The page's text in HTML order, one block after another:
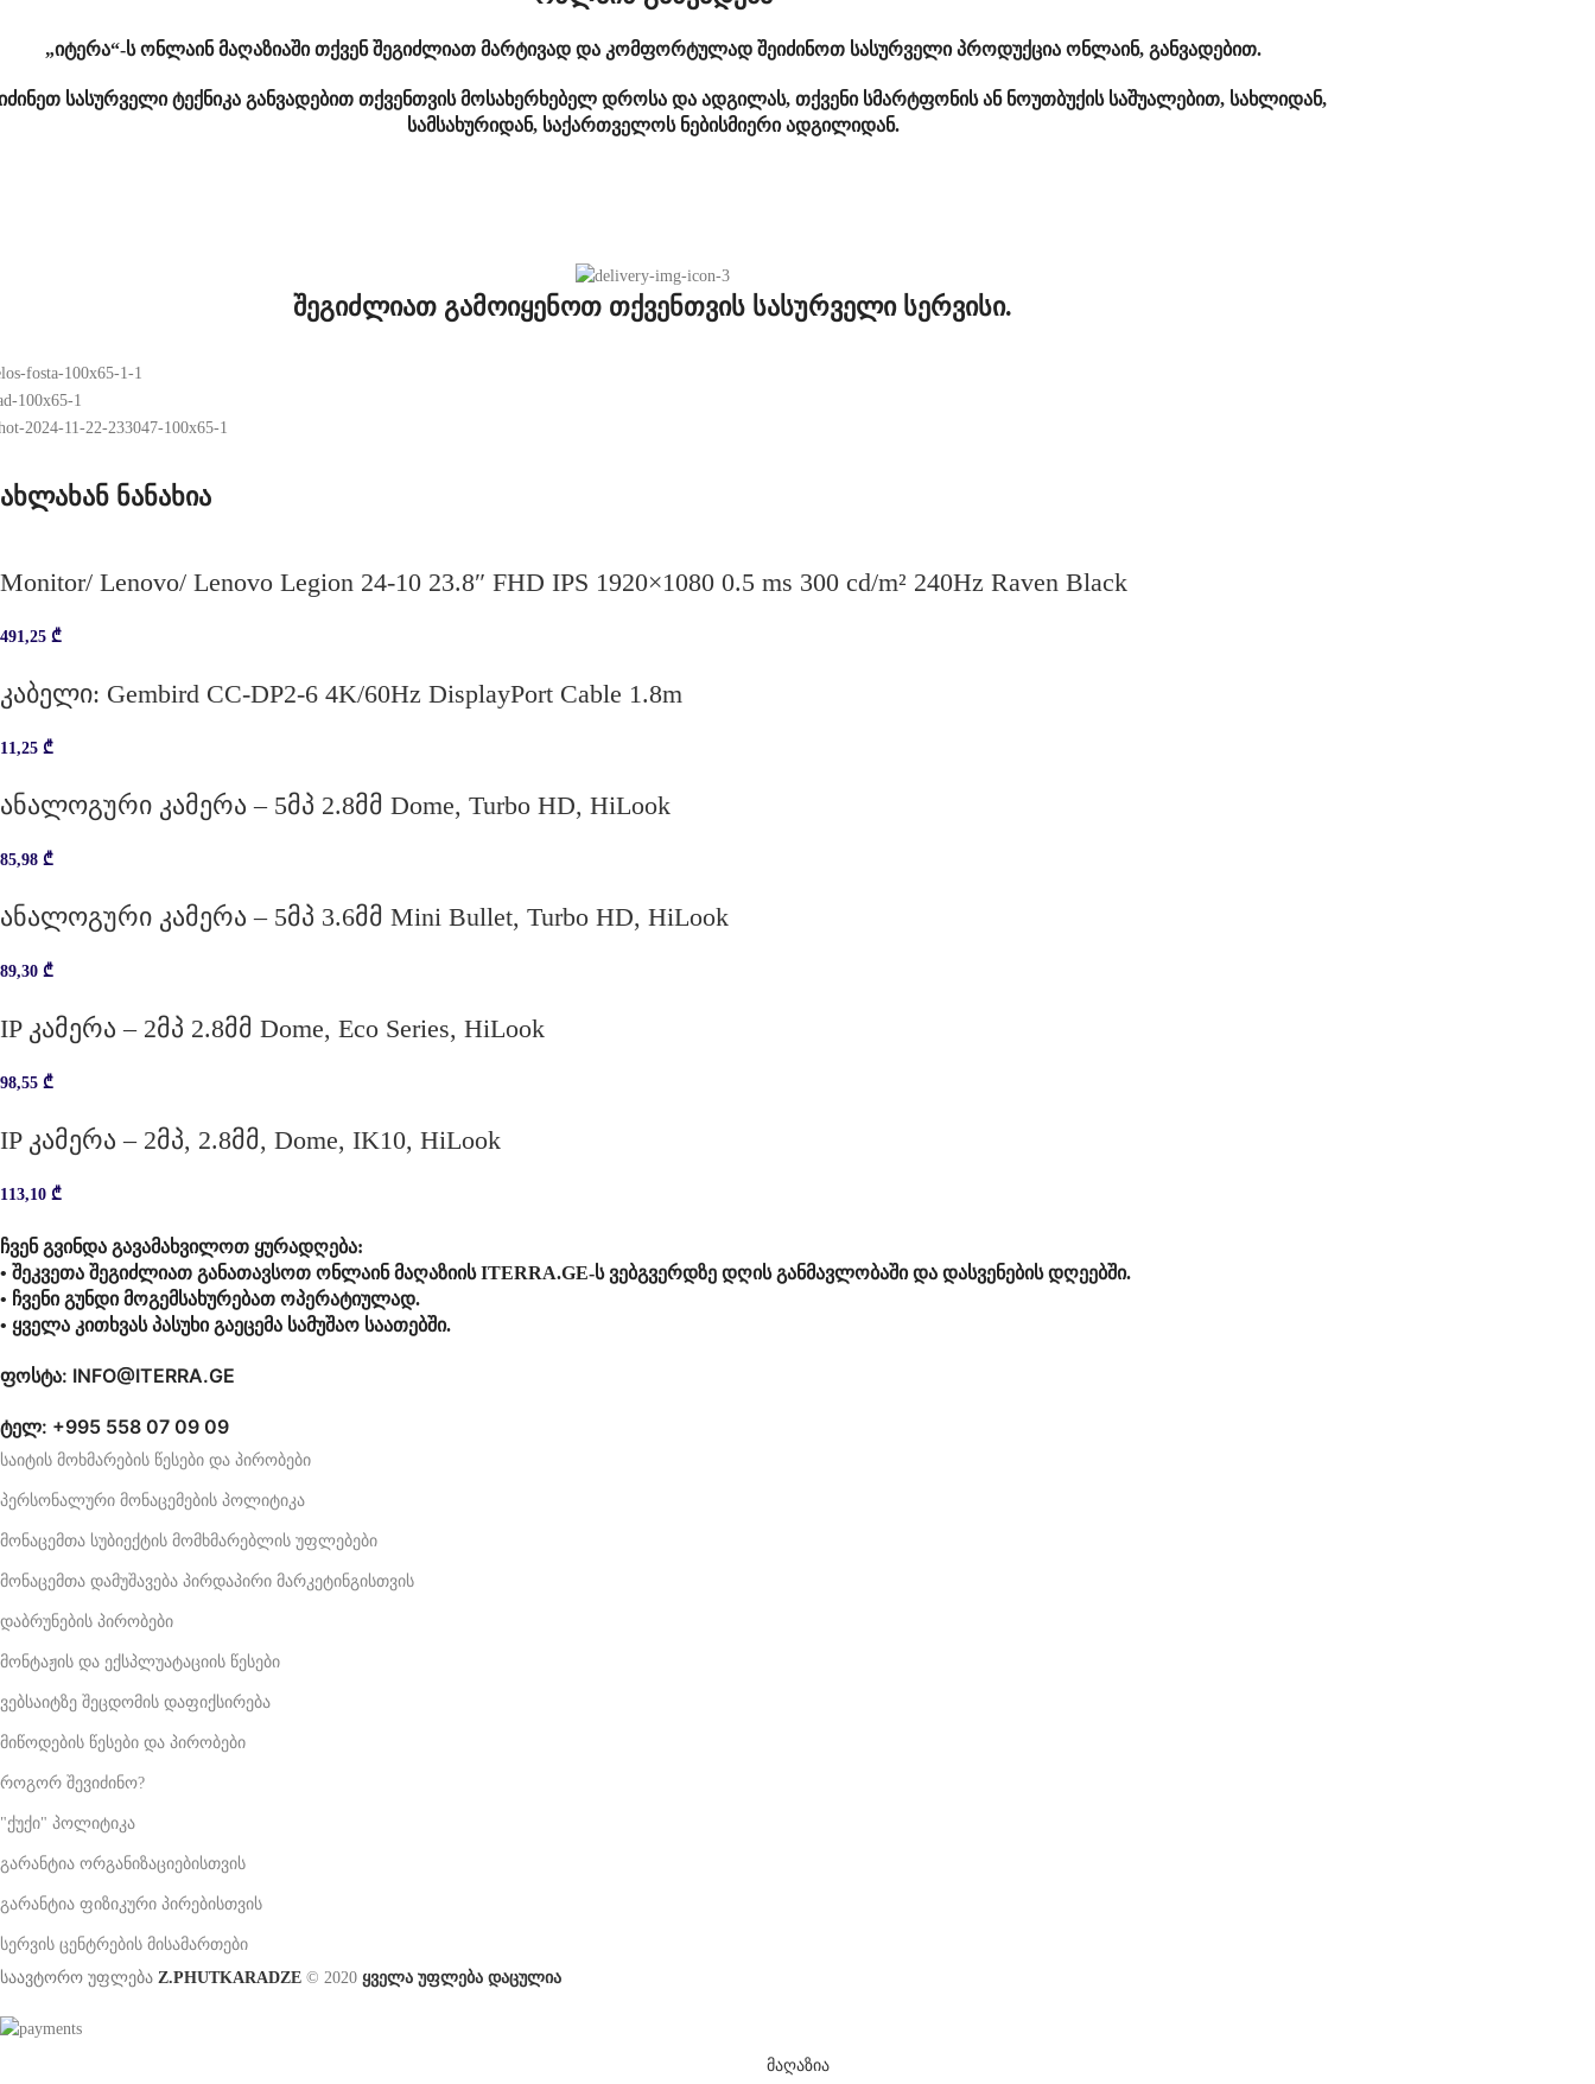
„იტერა“-ს ონლაინ მაღაზიაში თქვენ შეგიძლიათ მარტივად და კომფორტულად შეიძინოთ სასურველი პროდუქცია ონლაინ, განვადებით.
სასურველი ტექნიკა განვადებით თქვენთვის მოსახერხებელ დროსა და ადგილას, თქვენი სმარტფონის ან ნოუთბუქის საშუალებით, სახლიდან,
სამსახურიდან, საქართველოს ნებისმიერი ადგილიდან.
შეგიძლიათ გამოიყენოთ თქვენთვის სასურველი სერვისი.
ახლახან ნანახია
Monitor/ Lenovo/ Lenovo Legion 24-10 23.8″ FHD IPS 1920×1080 0.5 ms 300 cd/m² 240Hz Raven Black
491,25 ₾
კაბელი: Gembird CC-DP2-6 4K/60Hz DisplayPort Cable 1.8m
11,25 ₾
ანალოგური კამერა – 5მპ 2.8მმ Dome, Turbo HD, HiLook
85,98 ₾
ანალოგური კამერა – 5მპ 3.6მმ Mini Bullet, Turbo HD, HiLook
89,30 ₾
IP კამერა – 2მპ 2.8მმ Dome, Eco Series, HiLook
98,55 ₾
IP კამერა – 2მპ, 2.8მმ, Dome, IK10, HiLook
113,10 ₾
ჩვენ გვინდა გავამახვილოთ ყურადღება:
• შეკვეთა შეგიძლიათ განათავსოთ ონლაინ მაღაზიის ITERRA.GE-ს ვებგვერდზე დღის განმავლობაში და დასვენების დღეებში.
• ჩვენი გუნდი მოგემსახურებათ ოპერატიულად.
• ყველა კითხვას პასუხი გაეცემა სამუშაო საათებში.
ფოსტა: INFO@ITERRA.GE
ტელ: +995 558 07 09 09
საიტის მოხმარების წესები და პირობები
პერსონალური მონაცემების პოლიტიკა
მონაცემთა სუბიექტის მომხმარებლის უფლებები
მონაცემთა დამუშავება პირდაპირი მარკეტინგისთვის
დაბრუნების პირობები
მონტაჟის და ექსპლუატაციის წესები
ვებსაიტზე შეცდომის დაფიქსირება
მიწოდების წესები და პირობები
როგორ შევიძინო?
"ქუქი" პოლიტიკა
გარანტია ორგანიზაციებისთვის
გარანტია ფიზიკური პირებისთვის
სერვის ცენტრების მისამართები
საავტორო უფლება Z.PHUTKARADZE © 2020 ყველა უფლება დაცულია
მაღაზია